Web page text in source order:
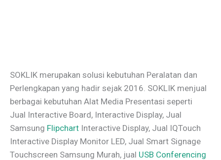
SOKLIK merupakan solusi kebutuhan Peralatan dan
Perlengkapan yang hadir sejak 2016. SOKLIK menjual
berbagai kebutuhan Alat Media Presentasi seperti
Jual Interactive Board, Interactive Display, Jual
Samsung Flipchart Interactive Display, Jual IQTouch
Interactive Display Monitor LED, Jual Smart Signage
Touchscreen Samsung Murah, jual USB Conferencing